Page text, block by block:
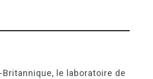
le laboratoire de